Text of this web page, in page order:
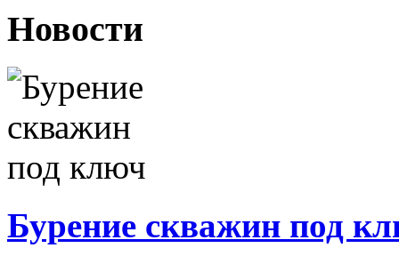
Новости
Бурение скважин под